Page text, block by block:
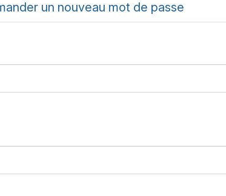
un nouveau mot de passe